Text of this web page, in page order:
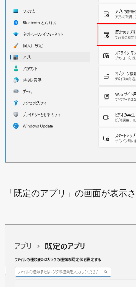
「既定のアプリ」の画面が表示さ